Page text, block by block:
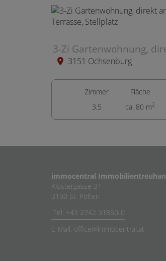
3151 Ochsenburg
Zimmer
3,5
Fläche
ca. 80 m2
immocentral
Klostergasse 31
3100 St. Pölten
Tel: +43 2742 31860-0
E-Mail: office@immocentral.at